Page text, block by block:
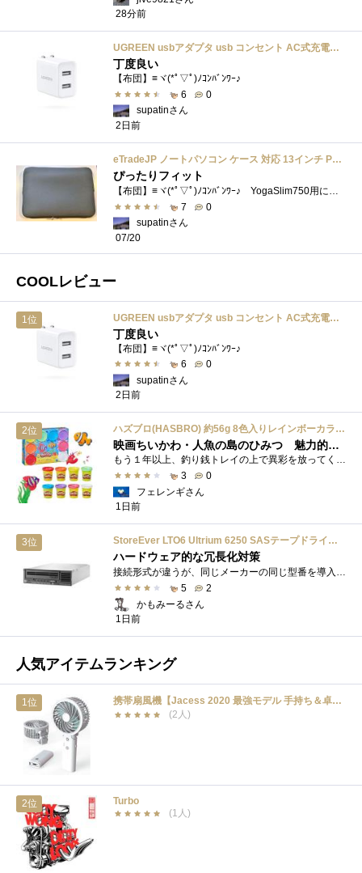
28分前
UGREEN usbアダプタ usb コンセント AC式充電器 3.1A PSE認証済み 折りたたみ式プラグ 2ポート
丁度良い
【布団】≡ヾ(*ﾟ▽ﾟ)ﾉｺﾝﾊﾞﾝﾜｰ♪
6
0
supatinさん
2日前
eTradeJP ノートパソコン ケース 対応 13インチ PC ノート MacBook Air M2/M1 2024軽量 耐衝撃 防水 全面保護 PC ケース 対応 ラップトップMacBook Air 13/Pro 14/Pro 13/iPad Pro 12.9 第5/4/3世代 タブレット インナーバッグ Surface/Laptopタブレット インナーバッグ (ダークグレー)
ぴったりフィット
【布団】≡ヾ(*ﾟ▽ﾟ)ﾉｺﾝﾊﾞﾝﾜｰ♪ YogaSlim750用に買ったケースが大き過ぎてMacBookPro15に丁度良くて、新たに買い直しました。今度はピ�...
7
0
supatinさん
07/20
COOLレビュー
1位 UGREEN usbアダプタ usb コンセント AC式充電器 3.1A PSE認証済み 折りたたみ式プラグ 2ポート
丁度良い
【布団】≡ヾ(*ﾟ▽ﾟ)ﾉｺﾝﾊﾞﾝﾜｰ♪
6
0
supatinさん
2日前
2位 ハズブロ(HASBRO) 約56g 8色入りレインボーカラーのプレイ・ドー、新学期用品、2才以上のプリスクールの子供向け、子供向けのアート&クラフト 粘土 ねんど、こどもの日、子供の日プレゼント
映画ちいかわ・人魚の島のひみつ 魅力的なビラン：セイレーンを造ってみた
もう１年以上、釣り銭トレイの上で異彩を放ってくれたミャクミャクのマグネット 映画ちいかわ人魚の島のひみつを鑑賞後、素敵なビランのセイ...
3
0
フェレンギさん
1日前
3位 StoreEver LTO6 Ultrium 6250 SASテープドライブ(内蔵型)
ハードウェア的な冗長化対策
接続形式が違うが、同じメーカーの同じ型番を導入しています。製品としてのレビューは下記の方で行っています。いざ使おうとしたときに故障�...
5
2
かもみーるさん
1日前
人気アイテムランキング
1位
携帯扇風機【Jacess 2020 最強モデル 手持ち＆卓上＆モバイルバッテリー3WAY タービンエンジン採用 大風量＆超サイレント】 LG5200mAh 大容量バッテリー採用 熱中症対策 小型 携帯 ミニ 6段階調節 折り畳みスタンド機能 意匠登録
(2人)
2位
Turbo
(1人)